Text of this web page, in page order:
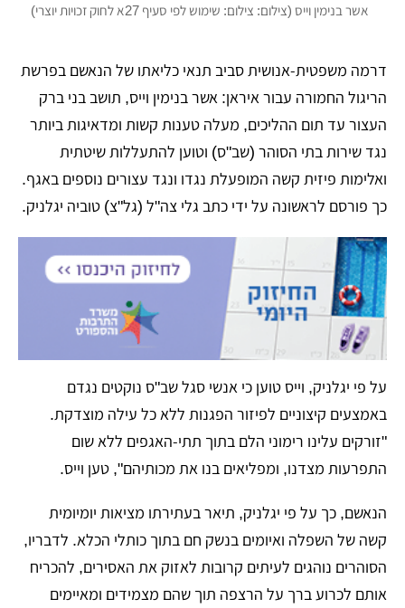
אשר בנימין וייס (צילום: צילום: שימוש לפי סעיף 27א לחוק זכויות יוצרי)
דרמה משפטית-אנושית סביב תנאי כליאתו של הנאשם בפרשת
הריגול החמורה עבור איראן: אשר בנימין וייס, תושב בני ברק
העצור עד תום ההליכים, מעלה טענות קשות ומדאיגות ביותר
נגד שירות בתי הסוהר (שב"ס) וטוען להתעללות שיטתית
ואלימות פיזית קשה המופעלת נגדו ונגד עצורים נוספים באגף.
כך פורסם לראשונה על ידי כתב גלי צה"ל (גל"צ) טוביה יגלניק.
על פי יגלניק, וייס טוען כי אנשי סגל שב"ס נוקטים נגדם
באמצעים קיצוניים לפיזור הפגנות ללא כל עילה מוצדקת.
"זורקים עלינו רימוני הלם בתוך תתי-האגפים ללא שום
התפרעות מצדנו, ומפליאים בנו את מכותיהם", טען וייס.
הנאשם, כך על פי יגלניק, תיאר בעתירתו מציאות יומיומית
קשה של השפלה ואיומים בנשק חם בתוך כותלי הכלא. לדבריו,
הסוהרים נוהגים לעיתים קרובות לאזוק את האסירים, להכריח
אותם לכרוע ברך על הרצפה תוך שהם מצמידים ומאיימים